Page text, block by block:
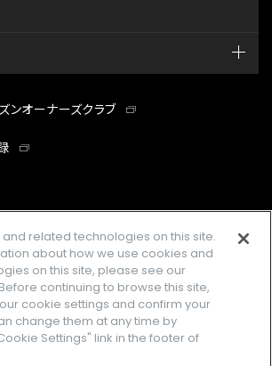
ンオーナーズクラブ
facebookinstagramtwitter
企業情報 ご利用規約
バシーポリシー Cookies Settings
related technologies on this site.
about how we use cookies and
on this site, please see our
continuing to browse this site,
cookie settings and confirm your
change them at any time by
Settings" link in the footer of